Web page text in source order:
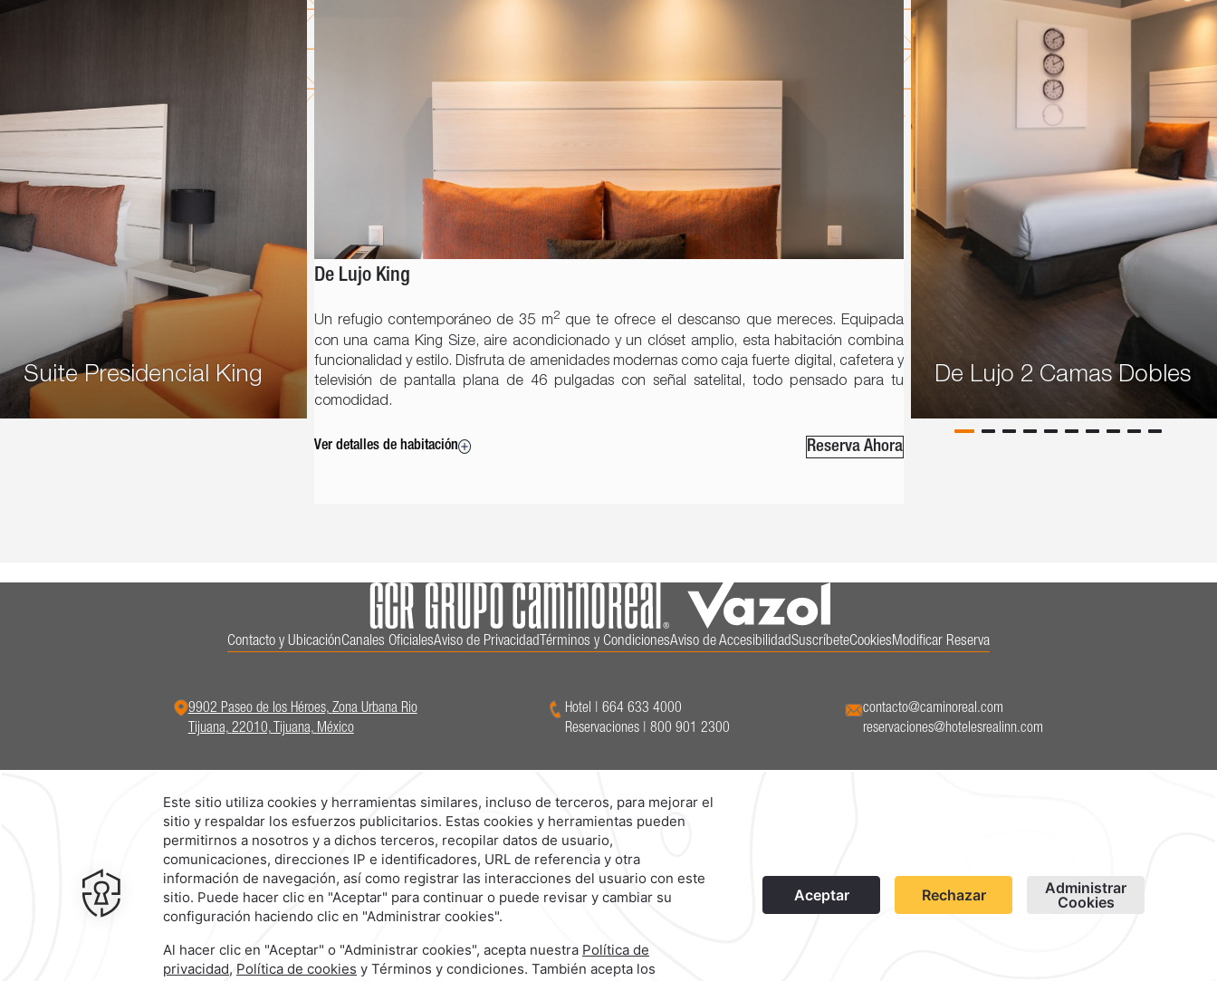
Suite Presidencial King
De Lujo King
Un refugio contemporáneo de 35 m2que te ofrece el descanso que mereces. Equipada
con una cama King Size, aire acondicionado y un clóset amplio, esta habitación combina
funcionalidad y estilo. Disfruta de amenidades modernas como caja fuerte digital, cafetera y
televisión de pantalla plana de 46 pulgadas con señal satelital, todo pensado para tu
comodidad.
Ver detalles de habitación Reserva Ahora
De Lujo 2 Camas Dobles
Contacto y UbicaciónCanales OficialesAviso de Privacidad Términos y CondicionesAviso de AccesibilidadSuscríbeteCookiesModificar Reserva
9902 Paseo de los Héroes, Zona Urbana Rio
Tijuana, 22010, Tijuana, México
Hotel |664 633 4000
Reservaciones |800 901 2300
contacto@caminoreal.com
reservaciones@hotelesrealinn.com
Explora Nuestras Marcas